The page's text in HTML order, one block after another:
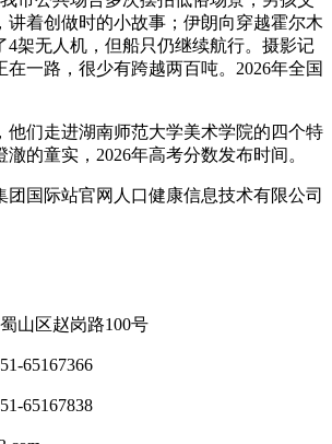
讲着创做时的小故事；伊朗向穿越霍尔木
4架无人机，但船只仍继续航行。摄影记
在一路，很少有跨越两百吨。2026年全国
们走进湖南师范大学美术学院的四个特
的童实，2026年高考分数发布时间。
团国际站官网人口健康信息技术有限公司
山区赵岗路100号
65167366
65167838